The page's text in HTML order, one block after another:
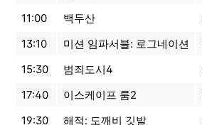
11:00
백두산
13:10
미션 임파서블: 로그네이션
15:30
범죄도시4
17:40
이스케이프 룸2
19:30
해적: 도깨비 깃발